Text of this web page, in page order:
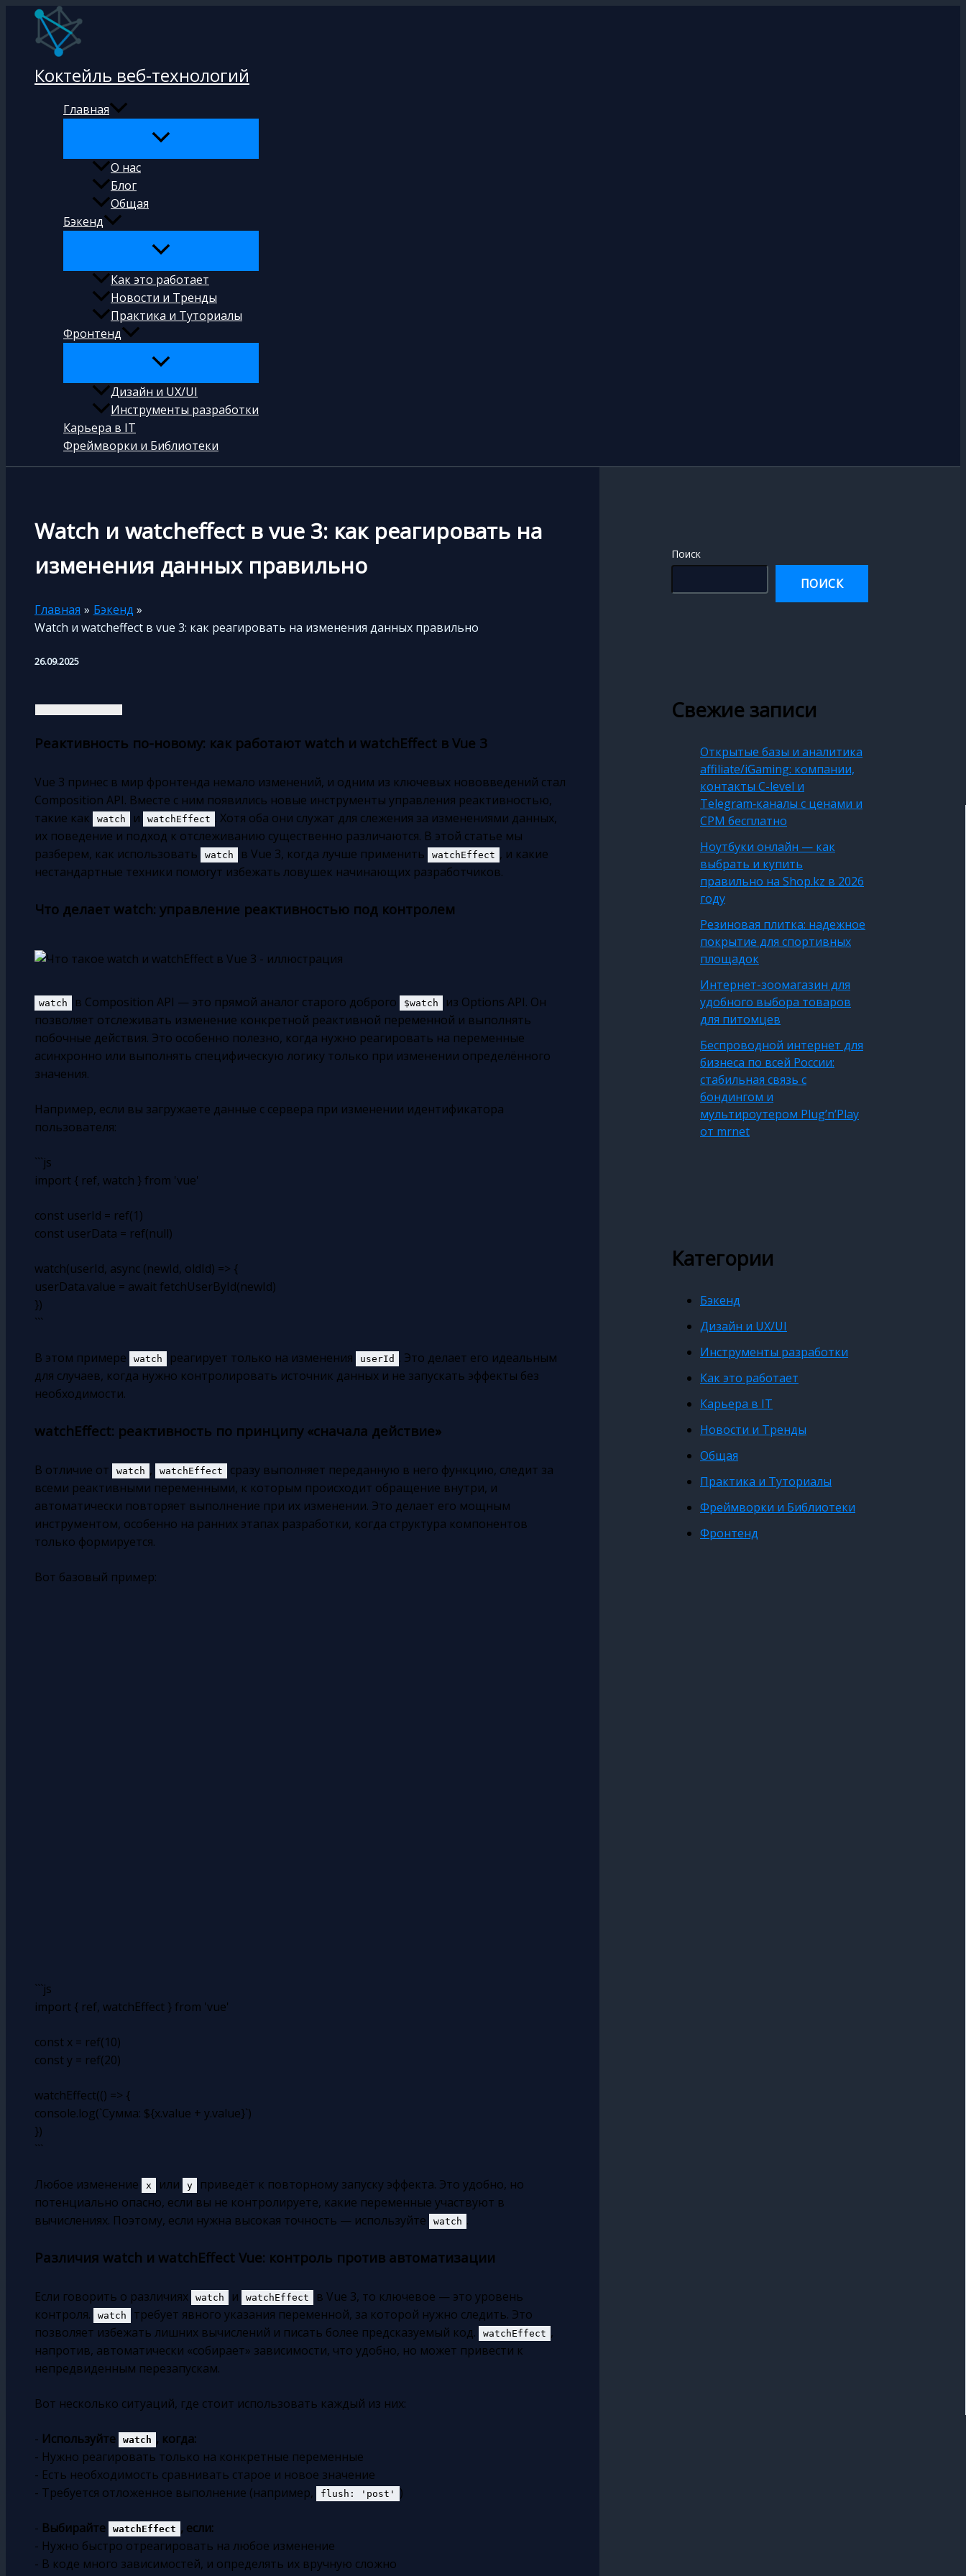
Перейти
содержимому
Коктейль веб-технологий
Главная
О нас
Блог
Общая
Бэкенд
Как это работает
Новости и Тренды
Практика и Туториалы
Фронтенд
Дизайн и UX/UI
Инструменты разработки
Карьера в IT
Фреймворки и Библиотеки
Watch и watcheffect в vue 3: как реагировать на
изменения данных правильно
Главная
Бэкенд
Watch и watcheffect в vue 3: как реагировать на изменения данных правильно
26.09.2025
Реактивность по-новому: как работают watch и watchEffect в Vue 3
Vue 3 принес в мир фронтенда немало изменений, и одним из ключевых нововведений стал
Composition API. Вместе с ним появились новые инструменты управления реактивностью,
такие как
watch и watchEffect . Хотя оба они служат для слежения за изменениями данных,
их поведение и подход к отслеживанию существенно различаются. В этой статье мы
разберем, как использовать
watch в Vue 3, когда лучше применить watchEffect , и какие
нестандартные техники помогут избежать ловушек начинающих разработчиков.
Что делает watch: управление реактивностью под контролем
watch в Composition API — это прямой аналог старого доброго $watch
из Options API. Он
позволяет отслеживать изменение конкретной реактивной переменной и выполнять
побочные действия. Это особенно полезно, когда нужно реагировать на переменные
асинхронно или выполнять специфическую логику только при изменении определённого
значения.
Например, если вы загружаете данные с сервера при изменении идентификатора
пользователя:
```js
import { ref, watch } from 'vue'
const userId = ref(1)
const userData = ref(null)
watch(userId, async (newId, oldId) => {
userData.value = await fetchUserById(newId)
})
```
В этом примере watch реагирует только на изменения userId . Это делает его идеальным
для случаев, когда нужно контролировать источник данных и не запускать эффекты без
необходимости.
watchEffect: реактивность по принципу «сначала действие»
В отличие от watch , watchEffect
сразу выполняет переданную в него функцию, следит за
всеми реактивными переменными, к которым происходит обращение внутри, и
автоматически повторяет выполнение при их изменении. Это делает его мощным
инструментом, особенно на ранних этапах разработки, когда структура компонентов
только формируется.
Вот базовый пример:
```js
import { ref, watchEffect } from 'vue'
const x = ref(10)
const y = ref(20)
watchEffect(() => {
console.log(`Сумма: ${x.value + y.value}`)
})
```
Любое изменение x или y
приведёт к повторному запуску эффекта. Это удобно, но
потенциально опасно, если вы не контролируете, какие переменные участвуют в
вычислениях. Поэтому, если нужна высокая точность — используйте
watch .
Различия watch и watchEffect Vue: контроль против автоматизации
Если говорить о различиях watch и watchEffect
в Vue 3, то ключевое — это уровень
контроля.
watch
требует явного указания переменной, за которой нужно следить. Это
позволяет избежать лишних вычислений и писать более предсказуемый код.
watchEffect ,
напротив, автоматически «собирает» зависимости, что удобно, но может привести к
непредвиденным перезапускам.
Вот несколько ситуаций, где стоит использовать каждый из них:
- Используйте watch , когда:
- Нужно реагировать только на конкретные переменные
- Есть необходимость сравнивать старое и новое значение
- Требуется отложенное выполнение (например,
flush: 'post' )
- Выбирайте watchEffect , если:
- Нужно быстро отреагировать на любое изменение
- В коде много зависимостей, и определять их вручную сложно
Поиск
ПОИСК
Свежие записи
Открытые базы и аналитика
affiliate/iGaming: компании,
контакты C-level и
Telegram‑каналы с ценами и
CPM бесплатно
Ноутбуки онлайн — как
выбрать и купить
правильно на Shop.kz в 2026
году
Резиновая плитка: надежное
покрытие для спортивных
площадок
Интернет-зоомагазин для
удобного выбора товаров
для питомцев
Беспроводной интернет для
бизнеса по всей России:
стабильная связь с
бондингом и
мультироутером Plug’n’Play
от mrnet
Категории
Бэкенд
Дизайн и UX/UI
Инструменты разработки
Как это работает
Карьера в IT
Новости и Тренды
Общая
Практика и Туториалы
Фреймворки и Библиотеки
Фронтенд